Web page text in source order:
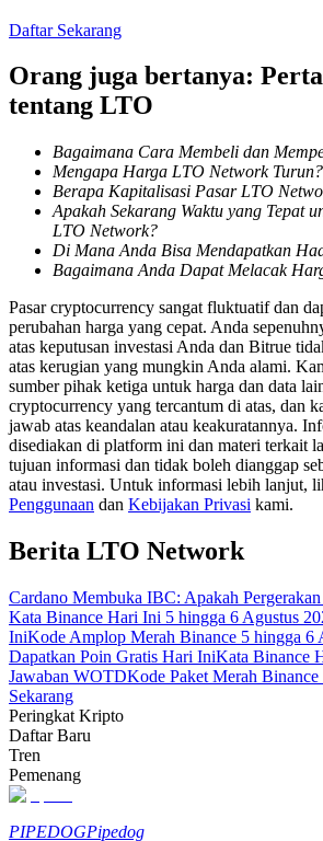
Analisis data besar termasuk info
Memandu
Panduan Pemula Berjangka
Strategi perdagangan
Pelajari cara untuk tetap menghasilkan
Daftar Sekarang
Orang juga bertanya:
tentang LTO
Bagaimana Cara Membeli dan
Mengapa Harga LTO Network Turun?
Berapa Kapitalisasi Pasar LTO
Apakah Sekarang Waktu yang Tepat
LTO Network?
Di Mana Anda Bisa Mendapatkan
Bagaimana Anda Dapat Melacak
Pasar cryptocurrency sangat fluktuatif dan
perubahan harga yang cepat. Anda
atas keputusan investasi Anda dan Bitrue
atas kerugian yang mungkin Anda alami.
sumber pihak ketiga untuk harga dan data
cryptocurrency yang tercantum di atas, dan
jawab atas keandalan atau keakuratannya.
disediakan di platform ini dan materi terkait
tujuan informasi dan tidak boleh dianggap
atau investasi. Untuk informasi lebih lanjut,
Penggunaan dan Kebijakan Privasi kami.
Berita LTO Network
Cardano Membuka IBC: Apakah
Kata Binance Hari Ini 5 hingga 6 Agustus
IniKode Amplop Merah Binance 5 hingga 6
Dapatkan Poin Gratis Hari IniKata Binance
Jawaban WOTDKode Paket Merah
Sekarang
Peringkat Kripto
Daftar Baru
Tren
Pemenang
PIPEDOGPipedog